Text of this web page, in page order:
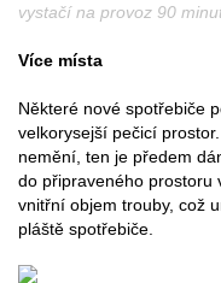
vystačí na provoz 90
Více místa
Některé nové spotřebiče
velkorysejší pečicí
nemění, ten je předem
do připraveného prostoru
vnitřní objem trouby, což
pláště spotřebiče.